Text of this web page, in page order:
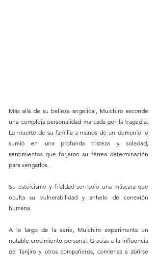
Más allá de su belleza angelical, Muichiro esconde
una compleja personalidad marcada por la tragedia.
La muerte de su familia a manos de un demonio lo
sumió en una profunda tristeza y soledad,
sentimientos que forjaron su férrea determinación
para vengarlos.
Su estoicismo y frialdad son solo una máscara que
oculta su vulnerabilidad y anhelo de conexión
humana.
A lo largo de la serie, Muichiro experimenta un
notable crecimiento personal. Gracias a la influencia
de Tanjiro y otros compañeros, comienza a abrirse